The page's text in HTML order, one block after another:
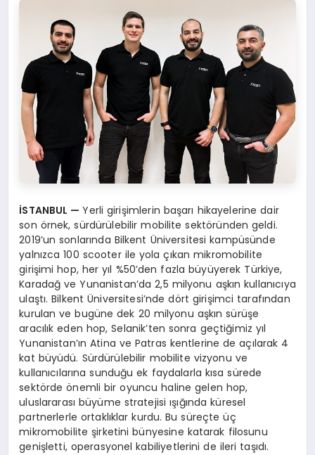
İSTANBUL —Yerli girişimlerin başarı hikayelerine dair
son örnek, sürdürülebilir mobilite sektöründen geldi.
2019’un sonlarında Bilkent Üniversitesi kampüsünde
yalnızca 100 scooter ile yola çıkan mikromobilite
girişimi hop, her yıl %50’den fazla büyüyerek Türkiye,
Karadağ ve Yunanistan’da 2,5 milyonu aşkın kullanıcıya
ulaştı. Bilkent Üniversitesi’nde dört girişimci tarafından
kurulan ve bugüne dek 20 milyonu aşkın sürüşe
aracılık eden hop, Selanik’ten sonra geçtiğimiz yıl
Yunanistan’ın Atina ve Patras kentlerine de açılarak 4
kat büyüdü. Sürdürülebilir mobilite vizyonu ve
kullanıcılarına sunduğu ek faydalarla kısa sürede
sektörde önemli bir oyuncu haline gelen hop,
uluslararası büyüme stratejisi ışığında küresel
partnerlerle ortaklıklar kurdu. Bu süreçte üç
mikromobilite şirketini bünyesine katarak filosunu
genişletti, operasyonel kabiliyetlerini de ileri taşıdı.